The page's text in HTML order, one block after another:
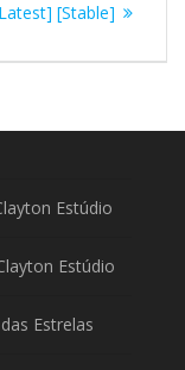
[Stable]
Estúdio
Estúdio
Estrelas